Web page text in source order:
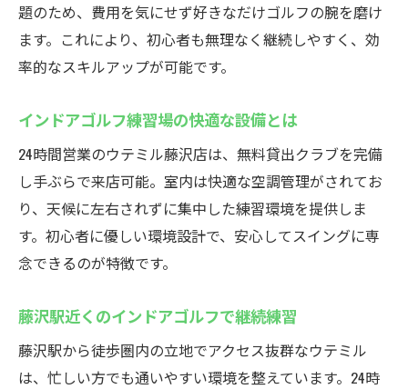
題のため、費用を気にせず好きなだけゴルフの腕を磨け
ます。これにより、初心者も無理なく継続しやすく、効
率的なスキルアップが可能です。
インドアゴルフ練習場の快適な設備とは
24時間営業のウテミル藤沢店は、無料貸出クラブを完備
し手ぶらで来店可能。室内は快適な空調管理がされてお
り、天候に左右されずに集中した練習環境を提供しま
す。初心者に優しい環境設計で、安心してスイングに専
念できるのが特徴です。
藤沢駅近くのインドアゴルフで継続練習
藤沢駅から徒歩圏内の立地でアクセス抜群なウテミル
は、忙しい方でも通いやすい環境を整えています。24時